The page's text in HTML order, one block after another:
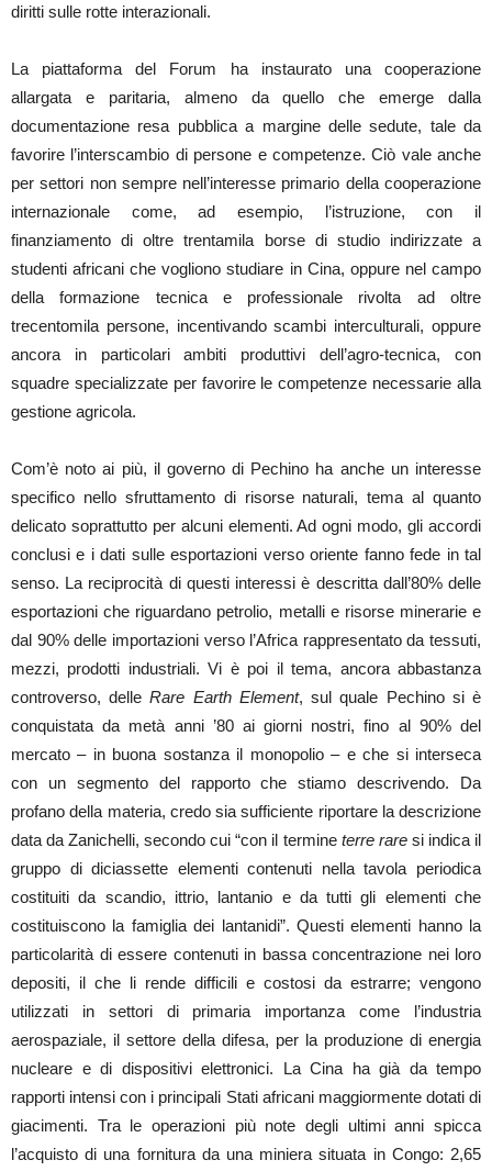
diritti sulle rotte interazionali.
La piattaforma del Forum ha instaurato una cooperazione
allargata e paritaria, almeno da quello che emerge dalla
documentazione resa pubblica a margine delle sedute, tale da
favorire l’interscambio di persone e competenze. Ciò vale anche
per settori non sempre nell’interesse primario della cooperazione
internazionale come, ad esempio, l’istruzione, con il
finanziamento di oltre trentamila borse di studio indirizzate a
studenti africani che vogliono studiare in Cina, oppure nel campo
della formazione tecnica e professionale rivolta ad oltre
trecentomila persone, incentivando scambi interculturali, oppure
ancora in particolari ambiti produttivi dell’agro-tecnica, con
squadre specializzate per favorire le competenze necessarie alla
gestione agricola.
Com’è noto ai più, il governo di Pechino ha anche un interesse
specifico nello sfruttamento di risorse naturali, tema al quanto
delicato soprattutto per alcuni elementi. Ad ogni modo, gli accordi
conclusi e i dati sulle esportazioni verso oriente fanno fede in tal
senso. La reciprocità di questi interessi è descritta dall’80% delle
esportazioni che riguardano petrolio, metalli e risorse minerarie e
dal 90% delle importazioni verso l’Africa rappresentato da tessuti,
mezzi, prodotti industriali. Vi è poi il tema, ancora abbastanza
controverso, delleRare Earth Element, sul quale Pechino si è
conquistata da metà anni ’80 ai giorni nostri, fino al 90% del
mercato – in buona sostanza il monopolio – e che si interseca
con un segmento del rapporto che stiamo descrivendo. Da
profano della materia, credo sia sufficiente riportare la descrizione
data da Zanichelli, secondo cui “con il termine terre raresi indica il
gruppo di diciassette elementi contenuti nella tavola periodica
costituiti da scandio, ittrio, lantanio e da tutti gli elementi che
costituiscono la famiglia dei lantanidi”. Questi elementi hanno la
particolarità di essere contenuti in bassa concentrazione nei loro
depositi, il che li rende difficili e costosi da estrarre; vengono
utilizzati in settori di primaria importanza come l’industria
aerospaziale, il settore della difesa, per la produzione di energia
nucleare e di dispositivi elettronici. La Cina ha già da tempo
rapporti intensi con i principali Stati africani maggiormente dotati di
giacimenti. Tra le operazioni più note degli ultimi anni spicca
l’acquisto di una fornitura da una miniera situata in Congo: 2,65